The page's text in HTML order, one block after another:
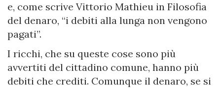
e, come scrive Vittorio Mathieu in Filosofia
del denaro, “i debiti alla lunga non vengono
pagati”.
I ricchi, che su queste cose sono più
avvertiti del cittadino comune, hanno più
debiti che crediti. Comunque il denaro, se si